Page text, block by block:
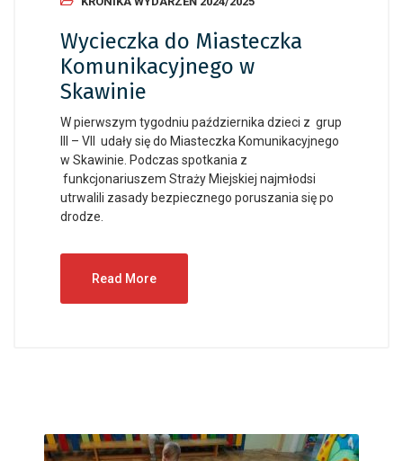
Wycieczka do Miasteczka
Komunikacyjnego w
Skawinie
W pierwszym tygodniu października dzieci z grup
III – VII udały się do Miasteczka Komunikacyjnego
w Skawinie. Podczas spotkania z
funkcjonariuszem Straży Miejskiej najmłodsi
utrwalili zasady bezpiecznego poruszania się po
drodze.
Read More